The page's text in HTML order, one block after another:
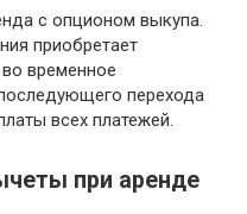
с опционом выкупа.
приобретает
временное
перехода
всех платежей.
при аренде